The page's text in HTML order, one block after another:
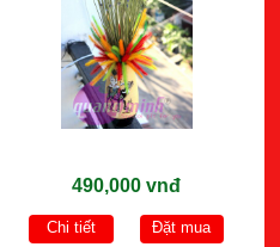
490,000 vnđ
Chi tiết Đặt mua